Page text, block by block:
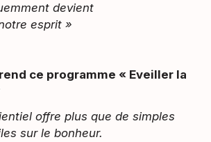
devient
esprit »
ce programme « Eveiller la
offre plus que de simples
sur le bonheur.